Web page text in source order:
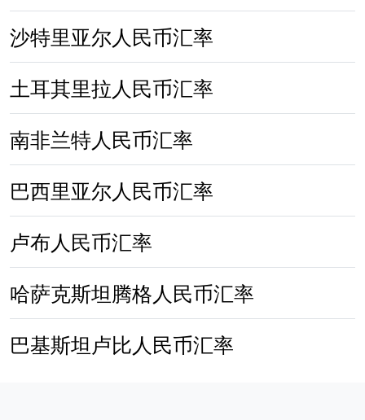
沙特里亚尔人民币汇率
土耳其里拉人民币汇率
南非兰特人民币汇率
巴西里亚尔人民币汇率
卢布人民币汇率
哈萨克斯坦腾格人民币汇率
巴基斯坦卢比人民币汇率